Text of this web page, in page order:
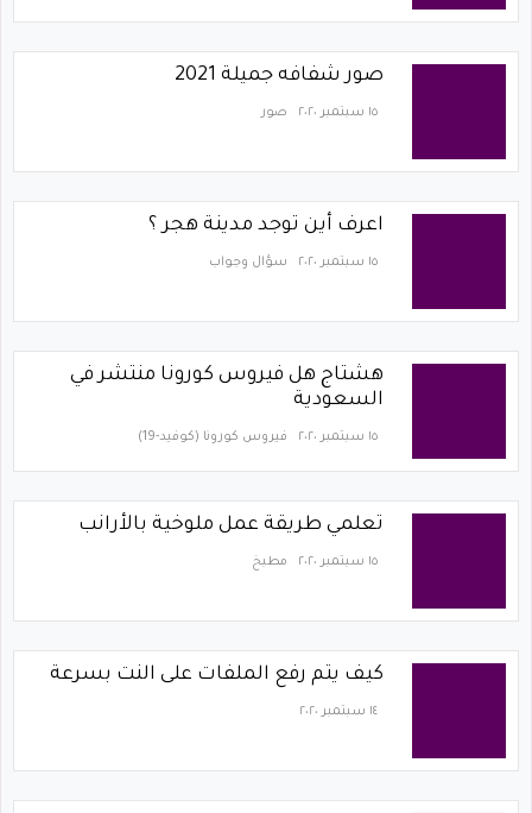
صور شفافه جميلة 2021
١٥ سبتمبر ٢٠٢٠ صور
اعرف أين توجد مدينة هجر ؟
١٥ سبتمبر ٢٠٢٠ سؤال وجواب
هشتاج هل فيروس كورونا منتشر في
السعودية
١٥ سبتمبر ٢٠٢٠ فيروس كورونا (كوفيد-19)‏
تعلمي طريقة عمل ملوخية بالأرانب
١٥ سبتمبر ٢٠٢٠ مطبخ
كيف يتم رفع الملفات على النت بسرعة
١٤ سبتمبر ٢٠٢٠